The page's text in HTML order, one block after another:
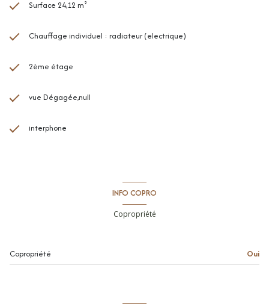
Surface 24,12 m²
Chauffage individuel : radiateur (electrique)
2ème étage
vue Dégagée,null
interphone
INFO COPRO
Copropriété
Copropriété Oui